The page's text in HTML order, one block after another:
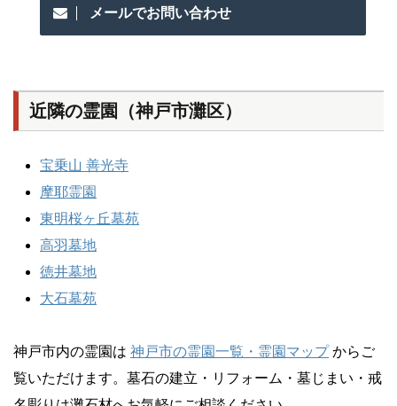
メールでお問い合わせ
近隣の霊園（神戸市灘区）
宝乗山 善光寺
摩耶霊園
東明桜ヶ丘墓苑
高羽墓地
徳井墓地
大石墓苑
神戸市内の霊園は 神戸市の霊園一覧・霊園マップからご
覧いただけます。墓石の建立・リフォーム・墓じまい・戒